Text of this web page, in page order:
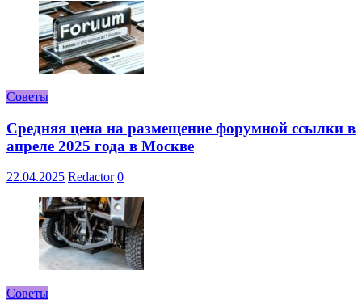
Советы
Средняя цена на размещение форумной ссылки в
апреле 2025 года в Москве
22.04.2025 Redactor 0
Советы